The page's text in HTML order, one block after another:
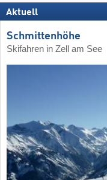
Aktuell
Schmittenhöhe
Skifahren in Zell am See